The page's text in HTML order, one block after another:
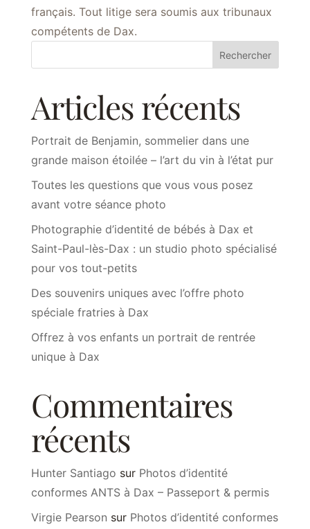
français. Tout litige sera soumis aux tribunaux
compétents de Dax.
Rechercher
Articles récents
Portrait de Benjamin, sommelier dans une
grande maison étoilée – l’art du vin à l’état pur
Toutes les questions que vous vous posez
avant votre séance photo
Photographie d’identité de bébés à Dax et
Saint-Paul-lès-Dax : un studio photo spécialisé
pour vos tout-petits
Des souvenirs uniques avec l’offre photo
spéciale fratries à Dax
Offrez à vos enfants un portrait de rentrée
unique à Dax
Commentaires
récents
Hunter Santiago sur Photos d’identité
conformes ANTS à Dax – Passeport & permis
Virgie Pearson sur Photos d’identité conformes